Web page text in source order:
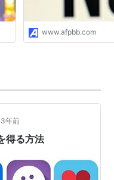
www.afpbb.com
3年前
得る方法